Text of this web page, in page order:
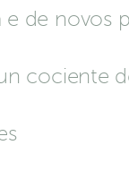
de novos
cociente